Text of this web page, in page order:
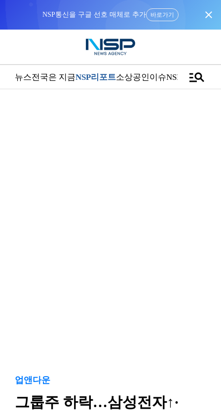
NSP통신을 구글 선호 매체로 추가 바로가기 close
뉴스전국은 지금NSP리포트소상공인이슈NSPTVmanage_search
업앤다운
그룹주 하락…삼성전자↑·